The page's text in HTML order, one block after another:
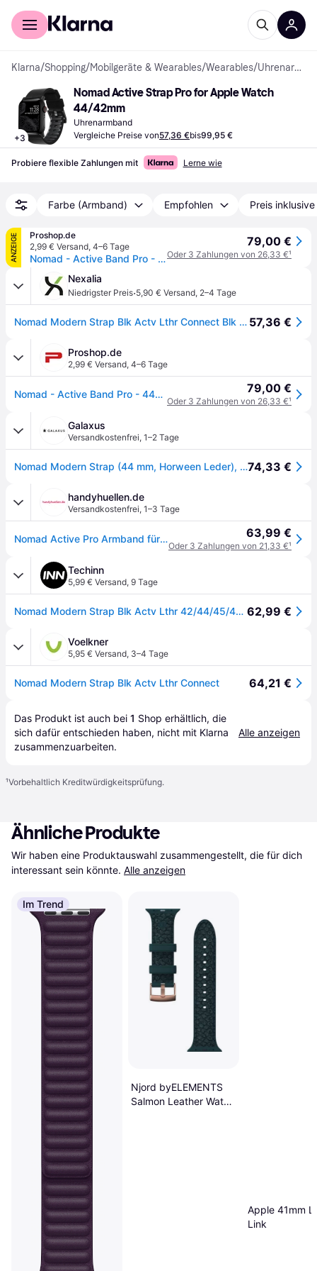
Für Shopper
Klarna/Shopping/Mobilgeräte & Wearables/Wearables/ Uhrenarmbänder
+3
Nomad Active Strap Pro for Apple Watch
44/42mm
Uhrenarmband
Vergleiche Preise von57,36 €bis99,95 €
Probiere flexible Zahlungen mit Lerne wie
Farbe (Armband) Empfohlen Preis
ANZEIGE
Proshop.de
2,99 € Versand, 4–6 Tage
Nomad - Active Band Pro - 44mm/42mm Silver Hardware Black Active Leather FKM
79,00 €
Oder 3 Zahlungen von 26,33 €¹
Nexalia
Niedrigster Preis·5,90 € Versand, 2–4 Tage
Nomad Modern Strap Blk Actv Lthr Connect Blk 42/44/45/49 ProV2 57,36 €
Proshop.de
2,99 € Versand, 4–6 Tage
Nomad - Active Band Pro - 44mm/42mm Black Hardware Black Active Leather FKM 79,00 €
Oder 3 Zahlungen von 26,33 €¹
Galaxus
Versandkostenfrei, 1–2 Tage
Nomad Modern Strap (44 mm, Horween Leder), Uhrenarmband, Schwarz74,33 €
handyhuellen.de
Versandkostenfrei, 1–3 Tage
Nomad Active Pro Armband für Apple Watch | 44/45/46/49 mm - Brown / Silver 63,99 €
Oder 3 Zahlungen von 21,33 €¹
Techinn
5,99 € Versand, 9 Tage
Nomad Modern Strap Blk Actv Lthr 42/44/45/49 Prov2 Strap Schwarz 62,99 €
Voelkner
5,95 € Versand, 3–4 Tage
Nomad Modern Strap Blk Actv Lthr Connect 64,21 €
Das Produkt ist auch bei 1 Shop erhältlich, die
sich dafür entschieden haben, nicht mit Klarna
zusammenzuarbeiten.
Alle anzeigen
¹Vorbehaltlich Kreditwürdigkeitsprüfung.
Ähnliche Produkte
Wir haben eine Produktauswahl zusammengestellt, die für dich
interessant sein könnte. Alle anzeigen
Im Trend
Njord byELEMENTS
Salmon Leather Watch
Apple 41mm
Link